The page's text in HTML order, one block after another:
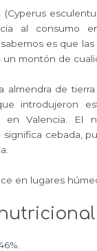
al consumo
es que las
montón de
almendra de
introdujeron
Valencia. El
cebada,
en lugares